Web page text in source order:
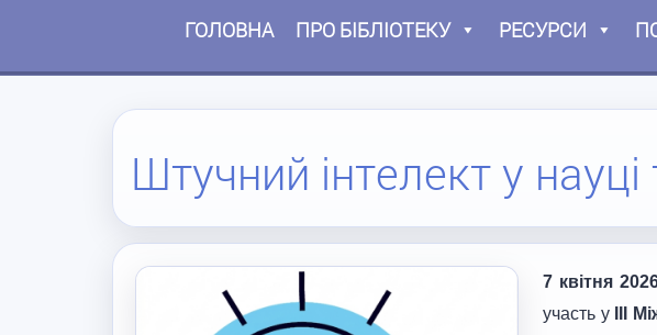
ГОЛОВНА ПРО БІБЛІОТЕКУ РЕСУРСИ
Штучний інтелект у науці
7 квітня
участь у
ІІІ